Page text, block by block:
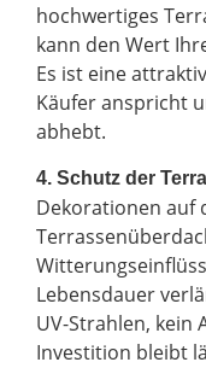
hochwertiges
kann den Wert
Es ist eine
Käufer anspricht
abhebt.
4. Schutz der
Dekorationen auf
Lebensdauer
UV-Strahlen, kein
Investition bleibt